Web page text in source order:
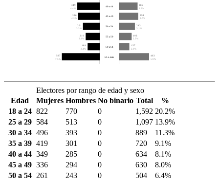
349
4.4%
285
3.6%
40 a 44
336
4.3%
294
3.7%
45 a 49
261
3.3%
243
3.1%
50 a 54
219
2.8%
193
2.5%
55 a 59
189
2.4%
157
2.0%
60 a 64
587
7.5%
463
5.9%
65 o más
Electores por rango de edad y sexo
Edad
Mujeres Hombres No binario Total
%
18 a 24 822 770 0 1,592 20.2%
25 a 29
584 513 0 1,097 13.9%
30 a 34 496 393 0 889
11.3%
35 a 39 419 301 0 720
9.1%
40 a 44 349 285 0 634
8.1%
45 a 49 336 294 0 630
8.0%
50 a 54
261 243 0 504
6.4%